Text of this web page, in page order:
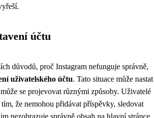
účtu
důvodů, proč Instagram nefunguje správně,
uživatelského účtu. Tato situace může nastat
se projevovat různými způsoby. Uživatelé
tím, že nemohou přidávat příspěvky, sledovat
nezobrazuje správně obsah na hlavní stránce.